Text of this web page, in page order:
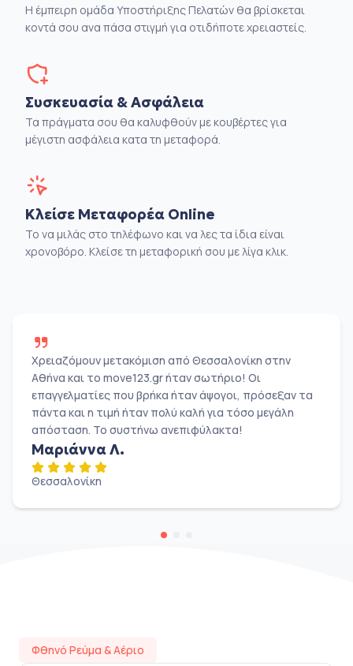
Η έμπειρη ομάδα Υποστήριξης Πελατών θα βρίσκεται
κοντά σου ανα πάσα στιγμή για οτιδήποτε χρειαστείς.
Συσκευασία & Ασφάλεια
Τα πράγματα σου θα καλυφθούν με κουβέρτες για
μέγιστη ασφάλεια κατα τη μεταφορά.
Κλείσε Μεταφορέα Online
Το να μιλάς στο τηλέφωνο και να λες τα ίδια είναι
χρονοβόρο. Κλείσε τη μεταφορική σου με λίγα κλικ.
Χρειαζόμουν μετακόμιση από Θεσσαλονίκη στην
Αθήνα και το move123.gr ήταν σωτήριο! Οι
επαγγελματίες που βρήκα ήταν άψογοι, πρόσεξαν τα
πάντα και η τιμή ήταν πολύ καλή για τόσο μεγάλη
απόσταση. Το συστήνω ανεπιφύλακτα!
Μαριάννα Λ.
Θεσσαλονίκη
Φθηνό Ρεύμα & Αέριο